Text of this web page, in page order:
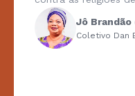
Jô Brandão
Coletivo Dan